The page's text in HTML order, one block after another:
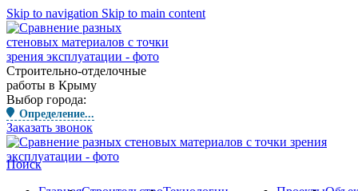
Skip to navigation Skip to main content
Строительно-отделочные
работы в Крыму
Выбор города:
Определение...
Заказать звонок
Поиск